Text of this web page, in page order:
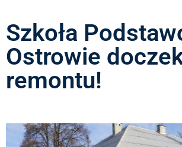
Szkoła
Ostrowie
remontu!